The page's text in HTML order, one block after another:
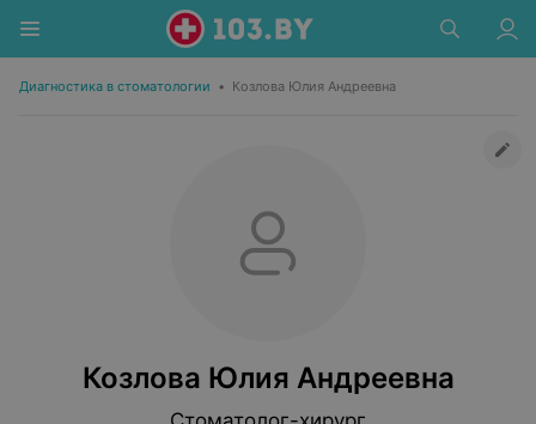
Диагностика в стоматологии • Козлова Юлия Андреевна
Козлова Юлия Андреевна